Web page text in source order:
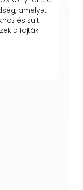
amelyet
és sült
a fajták